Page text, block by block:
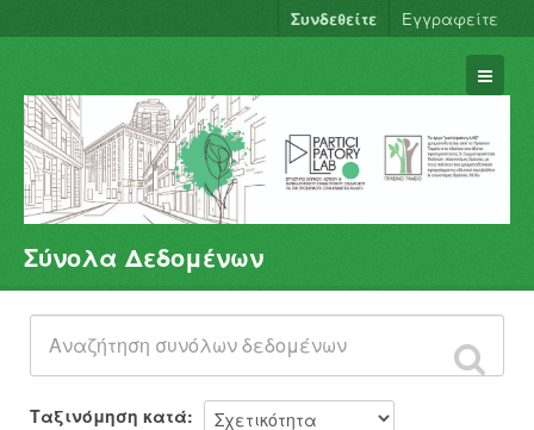
Συνδεθείτε Εγγραφείτε
Σύνολα Δεδομένων
Φορείς
Ομάδες
Σχετικά
Σύνολα Δεδομένων
Ταξινόμηση κατά